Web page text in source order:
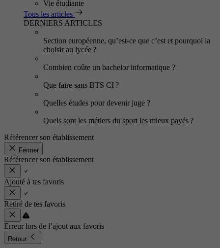
Vie étudiante
Tous les articles
DERNIERS ARTICLES
Section européenne, qu’est-ce que c’est et pourquoi la
choisir au lycée ?
Combien coûte un bachelor informatique ?
Que faire sans BTS CI ?
Quelles études pour devenir juge ?
Quels sont les métiers du sport les mieux payés ?
Référencer son établissement
Fermer
Référencer son établissement
Ajouté à tes favoris
Retiré de tes favoris
Erreur lors de l’ajout aux favoris
Retour